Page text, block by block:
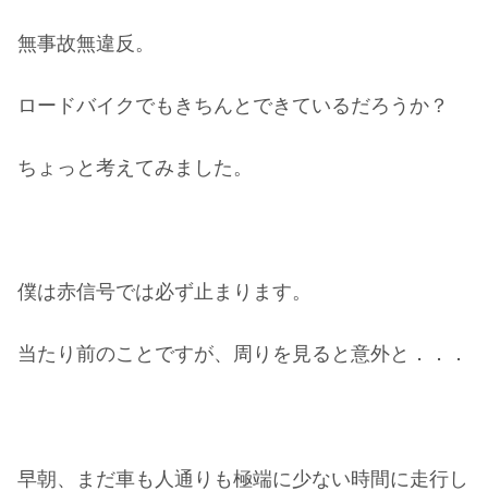
無事故無違反。
ロードバイクでもきちんとできているだろうか？
ちょっと考えてみました。
僕は赤信号では必ず止まります。
当たり前のことですが、周りを見ると意外と．．．
早朝、まだ車も人通りも極端に少ない時間に走行し